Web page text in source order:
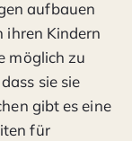
aufbauen
ihren Kindern
möglich zu
sie sie
gibt es eine
für